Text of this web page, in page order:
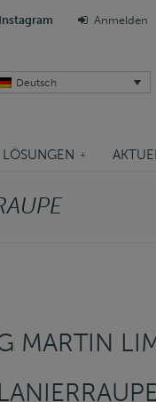
Anmelden
Deutsch
LÖSUNGEN
MARTIN